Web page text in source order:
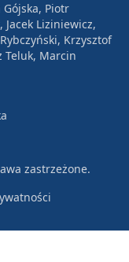
Gójska, Piotr
Jacek Liziniewicz,
Krzysztof
Teluk, Marcin
zastrzeżone.